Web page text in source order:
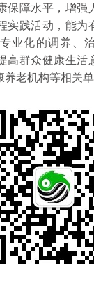
保障水平，增强
实践活动，能为
业化的调养、
高群众健康生活
老机构等相关单